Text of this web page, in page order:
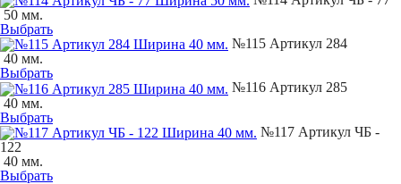
50 мм.
Выбрать
№115 Артикул 284
40 мм.
Выбрать
№116 Артикул 285
40 мм.
Выбрать
№117 Артикул ЧБ -
122
40 мм.
Выбрать